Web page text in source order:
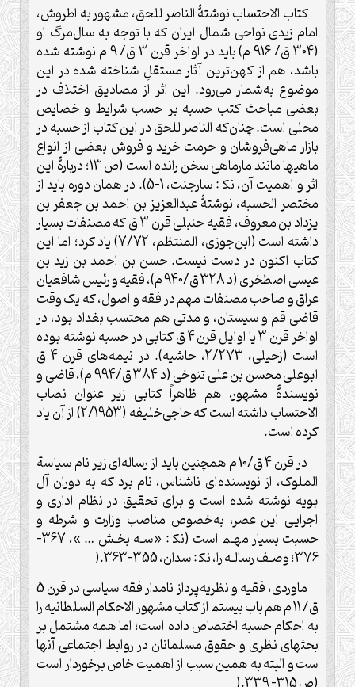
کتاب الاحتساب نوشتۀ الناصر للحق، مشهور به اطروش،
امام زیدی نواحی شمال ایران که با توجه به سال‌مرگ او
(304 ق/ 916 م) باید در اواخر قرن 3 ق/ 9 م نوشته شده
باشد، هم از کهن‌ترین آثار مستقلِ شناخته شده در این
موضوع به‌شمار می‌رود. این اثر از مصادیق اختلاف در
بعضی مباحث کتب حسبه بر حسب شرایط و خصایص
محلی است. چنان‌که الناصر للحق در این کتاب از حسبه در
بازار ماهی‌فروشان و حرمت خرید و فروش بعضی از انواع
ماهیها مانند مارماهی سخن رانده است (ص 13؛ دربارۀ این
اثر و اهمیت آن، نک‍ : سارجنت، 1-5). در همان دوره باید از
مختصر الحسبه، نوشتۀ عبدالعزیز بن احمد بن جعفر بن
یزداد بن معروف، فقیه حنبلی قرن 3 ق که مصنفات بسیار
داشته است (ابن‌جوزی، المنتظم، 7/72) یاد کرد؛ اما این
کتاب اکنون در دست نیست. حسن بن احمد بن زید بن
عیسى اصطخری (د 328 ق/940 م)، فقیه و رئیس شافعیان
عراق و صاحب مصنفات مهم در فقه و اصول، که یک وقت
قاضی قم و سیستان، و مدتی هم محتسب بغداد بود، در
اواخر قرن 3 یا اوایل قرن 4 ق کتابی در حسبه نوشته بوده
است (زحیلی، 2/273، حاشیه). در نیمه‌های قرن 4 ق
ابوعلی محسن بن علی تنوخی (د 384 ق/994 م)، قاضی و
نویسندۀ مشهور، هم ظاهراً کتابی زیر عنوان نصاب
الاحتساب داشته است که حاجی‌خلیفه (2/1953) از آن یاد
کرده است.
در قرن 4 ق/10 م همچنین باید از رساله‌ای زیر نام سیاسة
الملوک، از نویسنده‌ای ناشناس، نام برد که به دوران آل
بویه نوشته شده است و برای تحقیق در نظام اداری و
اجرایی این عصر، به‌خصوص مناصب وزارت و شرطه و
حسبت بسیار مهـم است (نک‍ : «سـه بخـش … »، 367-
376؛ وصـف رسالـه را، نک‍ : سدان، 355-363
).
ماوردی، فقیه و نظریه‌پرداز نامدار فقه سیاسی در قرن 5
ق/ 11 م هم باب بیستم از کتاب مشهور الاحکام السلطانیه را
به احکام حسبه اختصاص داده است؛ اما همه مشتمل بر
بحثهای نظری و حقوق مسلمانان در روابط اجتماعی آنها
ست و البته به همین سبب از اهمیت خاص برخوردار است